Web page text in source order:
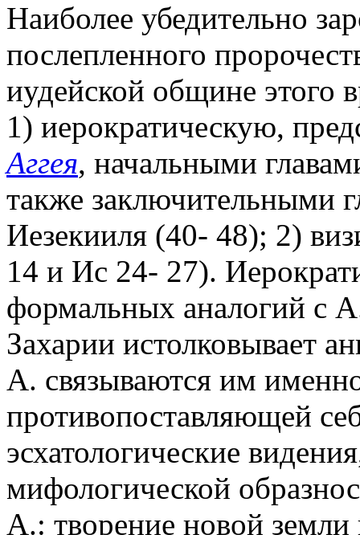
Наиболее убедительно
послепленного
иудейской общине этого
1) иерократическую,
Аггея, начальными
также заключительными
Иезекииля (40- 48); 2)
14 и Ис 24- 27).
формальных аналогий с
Захарии истолковывает
А. связываются им
противопоставляющей
эсхатологические
мифологической
А.: творение новой